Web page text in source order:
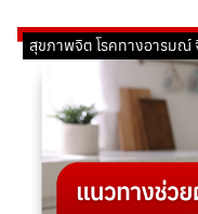
สุขภาพจิต โรคทางอารมณ์